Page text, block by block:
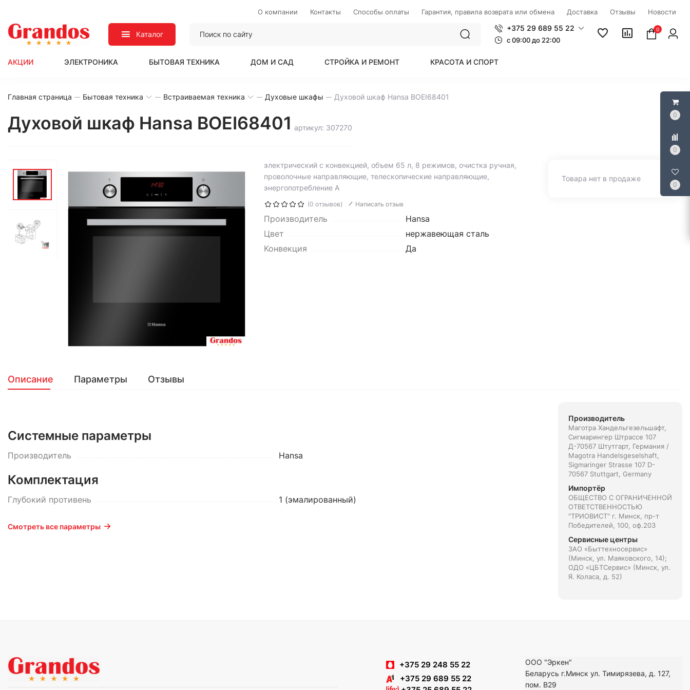
0
0
0
О компании Контакты Способы оплаты Гарантия, правила возврата или обмена Доставка Отзывы Новости
Каталог
+375 29 689 55 22
c 09:00 до 22:00
0
АКЦИИ ЭЛЕКТРОНИКА БЫТОВАЯ ТЕХНИКА ДОМ И САД СТРОЙКА И РЕМОНТ КРАСОТА И СПОРТ
Главная страница Бытовая техника Встраиваемая техника Духовые шкафы Духовой шкаф Hansa BOEI68401
Духовой шкаф Hansa BOEI68401 артикул: 307270
электрический с конвекцией, объем 65 л, 8 режимов, очистка ручная,
проволочные направляющие, телескопические направляющие,
энергопотребление A
(0 отзывов) Написать отзыв
Производитель
Hansa
Цвет
нержавеющая сталь
Конвекция
Да
Товара нет в продаже
Описание Параметры Отзывы
Системные параметры
Производитель Hansa
Комплектация
Глубокий противень 1 (эмалированный)
Смотреть все параметры
Производитель
Маготра Хандельгезельшафт,
Сигмарингер Штрассе 107
Д-70567 Штутгарт, Германия /
Magotra Handelsgeselshaft,
Sigmaringer Strasse 107 D-
70567 Stuttgart, Germany
Импортёр
ОБЩЕСТВО С ОГРАНИЧЕННОЙ
ОТВЕТСТВЕННОСТЬЮ
"ТРИОВИСТ" г. Минск, пр-т
Победителей, 100, оф.203
Сервисные центры
ЗАО «Быттехносервис»
(Минск, ул. Маяковского, 14);
ОДО «ЦБТСервис» (Минск, ул.
Я. Коласа, д. 52)
+375 29 248 55 22
+375 29 689 55 22
ООО "Эркен"
Беларусь г.Минск ул. Тимирязева, д. 127,
пом. В29